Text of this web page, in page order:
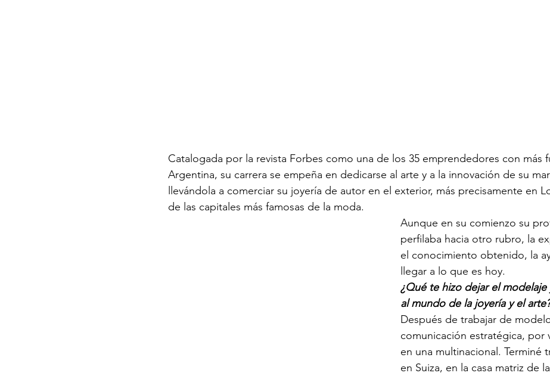
Catalogada por la revista Forbes como una de los 35 emprendedores con más
Argentina, su carrera se empeña en dedicarse al arte y a la innovación de su
llevándola a comerciar su joyería de autor en el exterior, más precisamente en
de las capitales más famosas de la moda.
Aunque en su comienzo su
perfilaba hacia otro rubro, la
el conocimiento obtenido, la
llegar a lo que es hoy.
¿Qué te hizo dejar el
al mundo de la joyería y el
Después de trabajar de
comunicación estratégica, por
en una multinacional. Terminé
en Suiza, en la casa matriz de